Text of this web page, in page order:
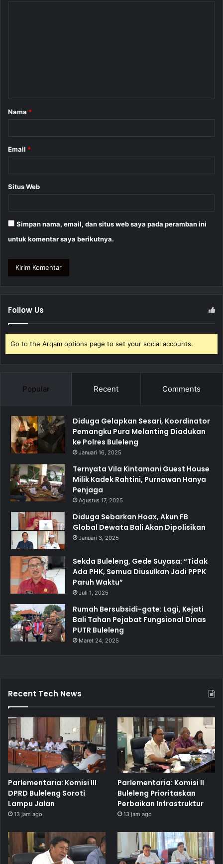
r
Nama *
Email *
Situs Web
Simpan nama, email, dan situs web saya pada peramban ini
untuk komentar saya berikutnya.
Follow Us
Go to the Arqam options page to set your social accounts.
Popular Recent Comments
Diduga Gelapkan Sesari, Koordinator
Pemangku Pura Melanting Diadukan
ke Polres Buleleng
Januari 16, 2025
Ternyata Vila Kintamani Guest House
Milik Kadek Rahtini, Purnawan Hanya
Penjaga
Agustus 17, 2025
Diduga Sebarkan Hoax, Akun FB
Global Dewata Bali Akan Dipolisikan
Januari 3, 2025
Sekda Buleleng, Gede Suyasa: “Tidak
Ada PHK, Semua Diusulkan Jadi PPPK
Paruh Waktu”
Juli 1, 2025
Rumah Bersubsidi-gate: Lagi, Kejati
Bali Tahan Pejabat Fungsional Dinas
PUTR Buleleng
Maret 24, 2025
Recent Tech News
Parlementaria: Komisi III
DPRD Buleleng Soroti
Lampu Jalan
13 jam ago
Parlementaria: Komisi II
Buleleng Prioritaskan
Perbaikan Infrastruktur
13 jam ago